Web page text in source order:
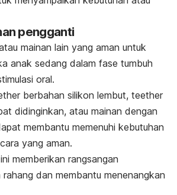
pengganti
mainan lain yang aman untuk
anak sedang dalam fase tumbuh
oral.
berbahan silikon lembut, teether
didinginkan, atau mainan dengan
membantu memenuhi kebutuhan
yang aman.
memberikan rangsangan
dan membantu menenangkan